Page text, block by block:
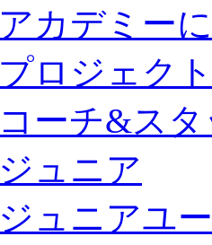
アカデミー
プロジェク
コーチ&ス
ジュニア
ジュニアユ